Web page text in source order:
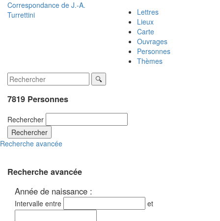
Correspondance de J.-A.
Turrettini
Lettres
Lieux
Carte
Ouvrages
Personnes
Thèmes
7819 Personnes
Rechercher
Rechercher
Recherche avancée
Recherche avancée
Année de naissance :
Intervalle entre et